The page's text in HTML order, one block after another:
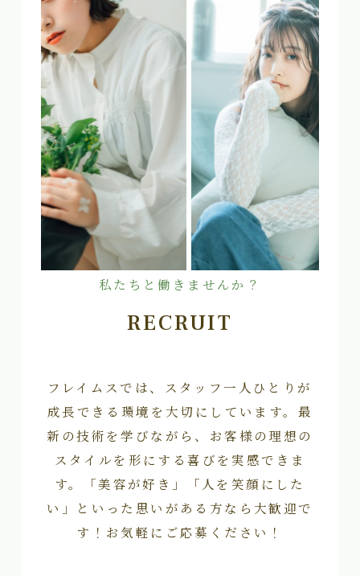
私たちと働きませんか？
RECRUIT
フレイムスでは、スタッフ一人ひとりが
成長できる環境を大切にしています。最
新の技術を学びながら、お客様の理想の
スタイルを形にする喜びを実感できま
す。「美容が好き」「人を笑顔にした
い」といった思いがある方なら大歓迎で
す！お気軽にご応募ください！